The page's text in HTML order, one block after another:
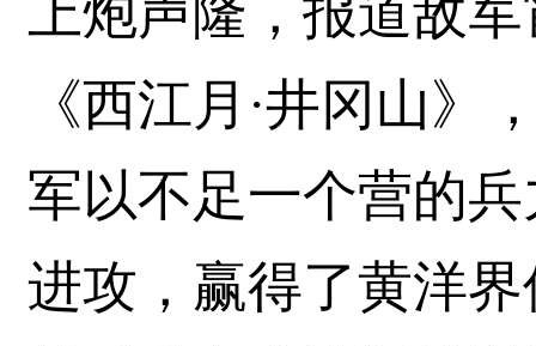
上炮声隆，报道敌
《西江月·井冈山》
军以不足一个营的
进攻，赢得了黄洋